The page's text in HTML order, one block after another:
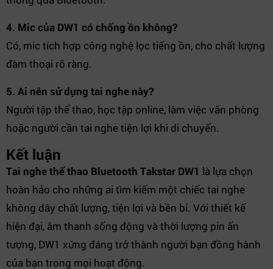
4. Mic của DW1 có chống ồn không?
Có, mic tích hợp công nghệ lọc tiếng ồn, cho chất lượng
đàm thoại rõ ràng.
5. Ai nên sử dụng tai nghe này?
Người tập thể thao, học tập online, làm việc văn phòng
hoặc người cần tai nghe tiện lợi khi di chuyển.
Kết luận
Tai nghe thể thao Bluetooth Takstar DW1 là lựa chọn
hoàn hảo cho những ai tìm kiếm một chiếc tai nghe
không dây chất lượng, tiện lợi và bền bỉ. Với thiết kế
hiện đại, âm thanh sống động và thời lượng pin ấn
tượng, DW1 xứng đáng trở thành người bạn đồng hành
của bạn trong mọi hoạt động.